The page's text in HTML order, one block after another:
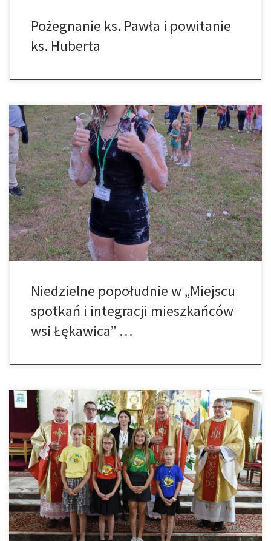
Pożegnanie ks. Pawła i powitanie
ks. Huberta
Dzięki zaangażowaniu wolontariuszy działających przy parafii pw.
Św. Mikołaja w Łękawicy, wsparciu zaprzyjaźnionych firm i ludzi
dobrej woli, możliwa była organizacja Festynu Parafialnego w dniu
28 sierpnia 2022 r. Podczas imprezy można było skorzystać z
licznych zabiegów kosmetycznych, masażu twarzy czy konsultacji
dietetycznych. Dużą popularnością cieszyły się przejażdżki na
motorach, […]
Niedzielne popołudnie w „Miejscu
spotkań i integracji mieszkańców
wsi Łękawica” …
16 sierpnia w parafii w Górze Motycznej z rąk Ks. Biskupa Andrzeja
Jeża nasza parafianka P. Katarzyna Kępa otrzymała krzyż misyjny i
błogosławieństwo na wyjazd do pracy misyjnej w Republice
Środkowoafrykańskiej, którą rozpocznie we wrześniu. Panią
Katarzynę ogarniamy naszą gorącą modlitwą i życzymy wielu łask
od Boga w tej pięknej […]